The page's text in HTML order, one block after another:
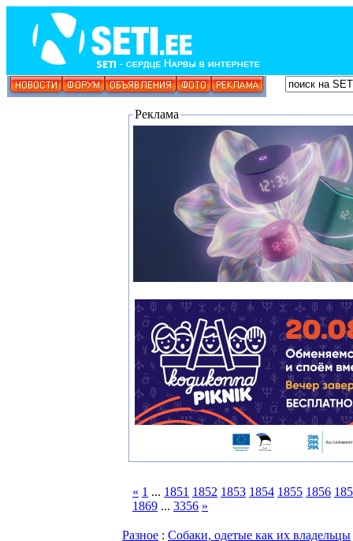
Реклама
« 1 ... 1851 1852 1853 1854 1855 1856
1869 ... 3356 »
Разное : Собаки, одетые как их владельцы